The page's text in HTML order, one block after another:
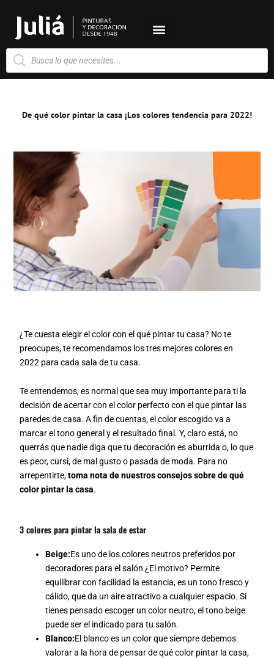
contenido
Búsqueda
de
productos
De qué color pintar la casa ¡Los colores tendencia para 2022!
¿Te cuesta elegir el color con el qué pintar tu casa? No te
preocupes, te recomendamos los tres mejores colores en
2022 para cada sala de tu casa.
Te entendemos, es normal que sea muy importante para ti la
decisión de acertar con el color perfecto con el que pintar las
paredes de casa. A fin de cuentas, el color escogido va a
marcar el tono general y el resultado final. Y, claro está, no
querrás que nadie diga que tu decoración es aburrida o, lo que
es peor, cursi, de mal gusto o pasada de moda. Para no
arrepentirte,toma nota de nuestros consejos sobre de qué
color pintar la casa.
3 colores para pintar la sala de estar
Beige:Es uno de los colores neutros preferidos por
decoradores para el salón ¿El motivo? Permite
equilibrar con facilidad la estancia, es un tono fresco y
cálido, que da un aire atractivo a cualquier espacio. Si
tienes pensado escoger un color neutro, el tono beige
puede ser el indicado para tu salón.
Blanco:El blanco es un color que siempre debemos
valorar a la hora de pensar de qué color pintar la casa,